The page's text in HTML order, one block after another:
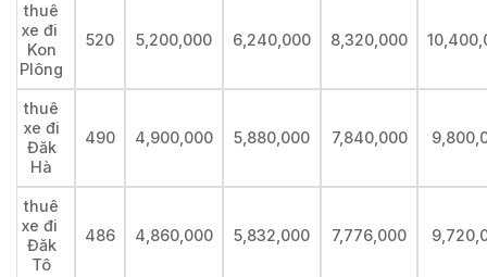
thuê
xe đi
Kon
Plông
520 5,200,000 6,240,000 8,320,000
thuê
xe đi
Đăk
Hà
490 4,900,000 5,880,000 7,840,000
thuê
xe đi
Đăk
Tô
486 4,860,000 5,832,000 7,776,000